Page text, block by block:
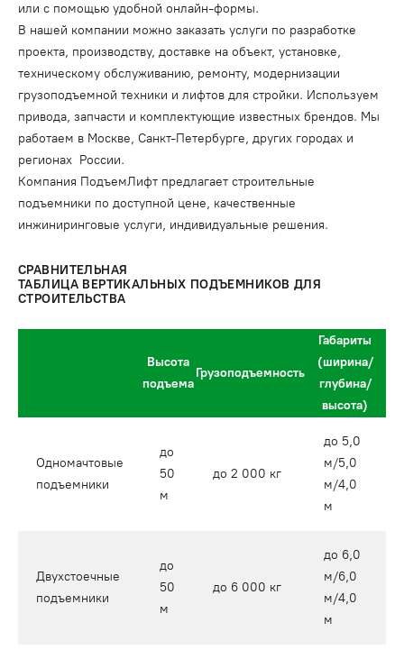
или с помощью удобной онлайн-формы.
В нашей компании можно заказать услуги по разработке
проекта, производству, доставке на объект, установке,
техническому обслуживанию, ремонту, модернизации
грузоподъемной техники и лифтов для стройки. Используем
привода, запчасти и комплектующие известных брендов. Мы
работаем в Москве, Санкт-Петербурге, других городах и
регионах России.
Компания ПодъемЛифт предлагает строительные
подъемники по доступной цене, качественные
инжиниринговые услуги, индивидуальные решения.
СРАВНИТЕЛЬНАЯ
ТАБЛИЦА ВЕРТИКАЛЬНЫХ ПОДЪЕМНИКОВ ДЛЯ
СТРОИТЕЛЬСТВА
Высота
подъема
Грузоподъемность
Габариты
(ширина/
глубина/
высота)
Одномачтовые
подъемники
до
50
м
до 2 000 кг
до 5,0
м/5,0
м/4,0
м
Двухстоечные
подъемники
до
50
м
до 6 000 кг
до 6,0
м/6,0
м/4,0
м